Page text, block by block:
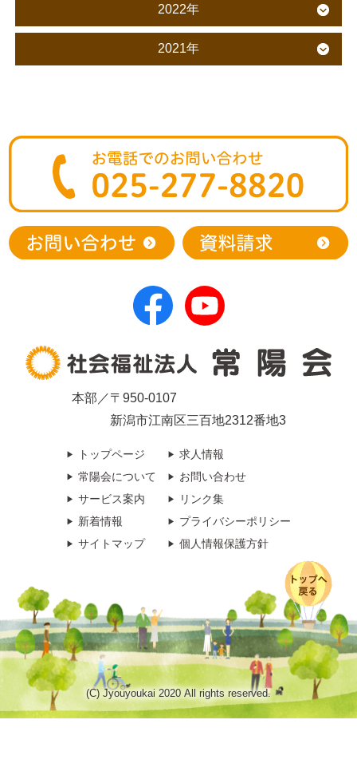
2022年
2021年
本部／〒950-0107
新潟市江南区三百地2312番地3
トップページ
常陽会について
サービス案内
新着情報
サイトマップ
求人情報
お問い合わせ
リンク集
プライバシーポリシー
個人情報保護方針
(C) Jyouyoukai 2020 All rights reserved.